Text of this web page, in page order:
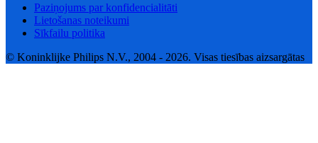
Paziņojums par konfidencialitāti
Lietošanas noteikumi
Sīkfailu politika
© Koninklijke Philips N.V., 2004 - 2026. Visas tiesības aizsargātas